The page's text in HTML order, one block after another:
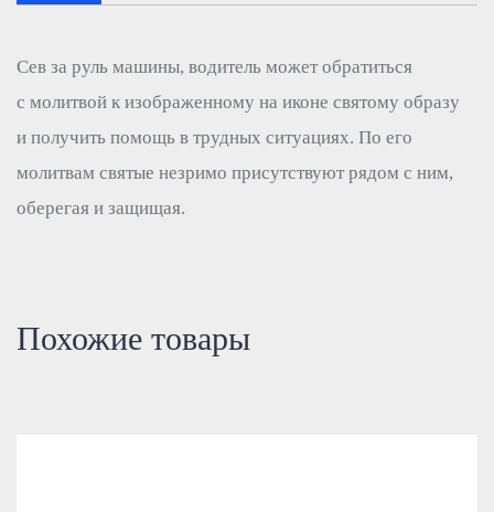
Сев за руль машины, водитель может обратиться
с молитвой к изображенному на иконе святому образу
и получить помощь в трудных ситуациях. По его
молитвам святые незримо присутствуют рядом с ним,
оберегая и защищая.
Похожие товары